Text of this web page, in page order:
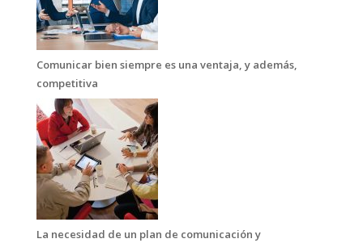
Comunicar bien siempre es una ventaja, y además,
competitiva
La necesidad de un plan de comunicación y